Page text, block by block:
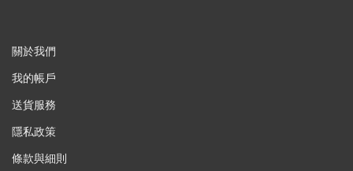
關於我們
我的帳戶
送貨服務
隱私政策
條款與細則